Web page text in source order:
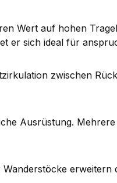
Wert auf hohen
er sich ideal für
zwischen
Ausrüstung.
erweitern